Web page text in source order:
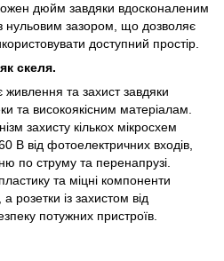
дюйм завдяки вдосконаленим
зазором, що дозволяє
доступний простір.
скеля.
та захист завдяки
та високоякісним матеріалам.
захисту кількох мікросхем
В від фотоелектричних входів,
по струму та перенапрузі.
та міцні компоненти
розетки із захистом від
потужних пристроїв.